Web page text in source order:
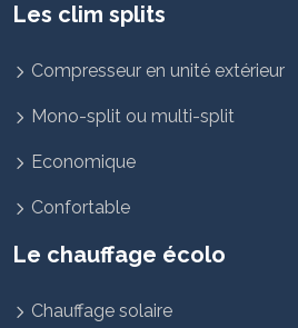
Les clim splits
Compresseur en unité extérieur
Mono-split ou multi-split
Economique
Confortable
Le chauffage écolo
Chauffage solaire